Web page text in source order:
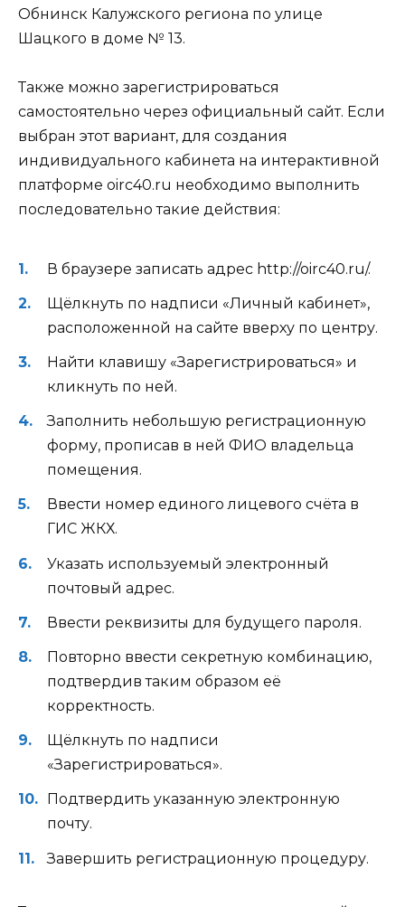
Обнинск Калужского региона по улице
Шацкого в доме № 13.
Также можно зарегистрироваться
самостоятельно через официальный сайт. Если
выбран этот вариант, для создания
индивидуального кабинета на интерактивной
платформе oirc40.ru необходимо выполнить
последовательно такие действия:
В браузере записать адрес http://oirc40.ru/.
Щёлкнуть по надписи «Личный кабинет»,
расположенной на сайте вверху по центру.
Найти клавишу «Зарегистрироваться» и
кликнуть по ней.
Заполнить небольшую регистрационную
форму, прописав в ней ФИО владельца
помещения.
Ввести номер единого лицевого счёта в
ГИС ЖКХ.
Указать используемый электронный
почтовый адрес.
Ввести реквизиты для будущего пароля.
Повторно ввести секретную комбинацию,
подтвердив таким образом её
корректность.
Щёлкнуть по надписи
«Зарегистрироваться».
Подтвердить указанную электронную
почту.
Завершить регистрационную процедуру.